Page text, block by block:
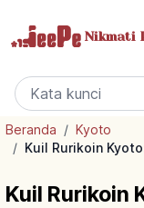
Nikmati
Beranda / Kyoto
/ Kuil Rurikoin
Kuil Rurikoin